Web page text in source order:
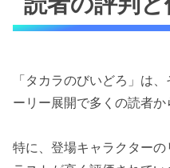
「タカラのびいどろ」は
ーリー展開で多くの読者か
特に、登場キャラクター